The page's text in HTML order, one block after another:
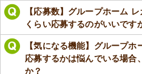
【応募数】グループホーム
くらい応募するのがいいです
【気になる機能】グループ
応募するかは悩んでいる場合
か？